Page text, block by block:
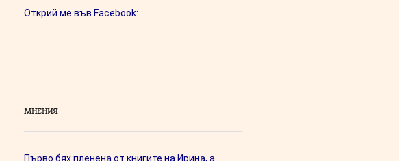
Открий ме във Facebook:
МНЕНИЯ
Първо бях пленена от книгите на Ирина, а